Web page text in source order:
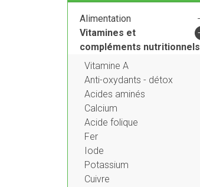
Alimentation
Vitamines et
compléments nutritionnels
Vitamine A
Anti-oxydants - détox
Acides aminés
Calcium
Acide folique
Fer
Iode
Potassium
Cuivre